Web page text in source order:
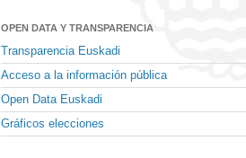
OPEN DATA Y TRANSPARENCIA
Transparencia Euskadi
Acceso a la información pública
Open Data Euskadi
Gráficos elecciones